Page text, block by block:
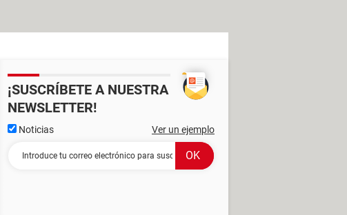
¡SUSCRÍBETE A NUESTRA
NEWSLETTER!
Noticias Ver un ejemplo